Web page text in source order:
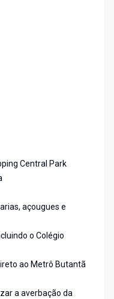
Central Park
açougues e
o Colégio
ao Metrô Butantã
a averbação da